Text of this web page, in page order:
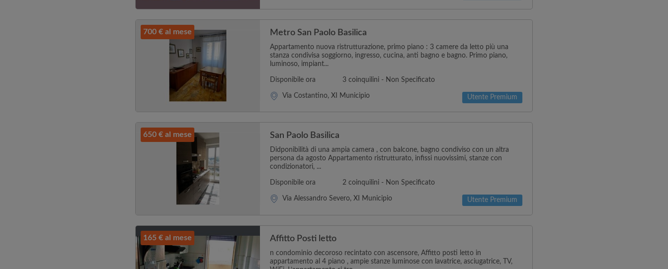
700 € al mese Metro San Paolo Basilica
Appartamento nuova ristrutturazione, primo piano : 3 camere da letto più una
stanza condivisa soggiorno, ingresso, cucina, anti bagno e bagno. Primo piano,
luminoso, impiant...
Disponibile ora 3 coinquilini - Non Specificato
Via Costantino, XI Municipio Utente Premium
650 € al mese San Paolo Basilica
Didponibilità di una ampia camera , con balcone, bagno condiviso con un altra
persona da agosto Appartamento ristrutturato, infissi nuovissimi, stanze con
condizionatori, ...
Disponibile ora 2 coinquilini - Non Specificato
Via Alessandro Severo, XI Municipio Utente Premium
165 € al mese Affitto Posti letto
n condominio decoroso recintato con ascensore, Affitto posti letto in
appartamento al 4 piano , ampie stanze luminose con lavatrice, asciugatrice, TV,